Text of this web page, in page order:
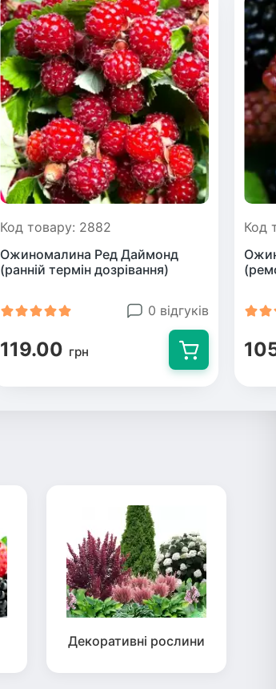
Код товару: 2882
Ожиномалина Ред Даймонд
(ранній термін дозрівання)
0 відгуків
119.00 грн
Код
Декоративні рослини